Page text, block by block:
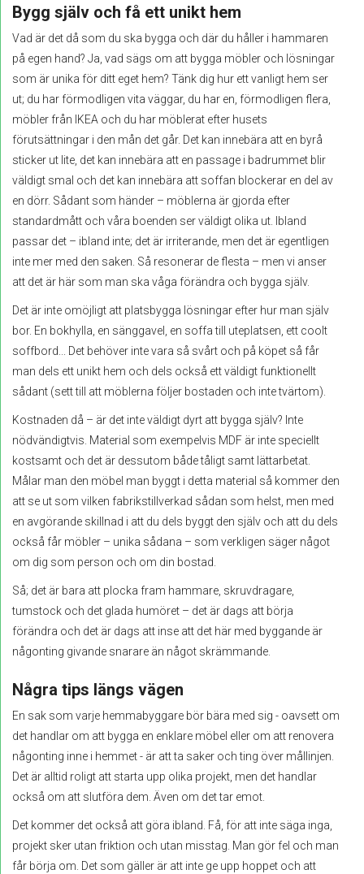
Bygg själv och få ett unikt hem
Vad är det då som du ska bygga och där du håller i hammaren
på egen hand? Ja, vad sägs om att bygga möbler och lösningar
som är unika för ditt eget hem? Tänk dig hur ett vanligt hem ser
ut; du har förmodligen vita väggar, du har en, förmodligen flera,
möbler från IKEA och du har möblerat efter husets
förutsättningar i den mån det går. Det kan innebära att en byrå
sticker ut lite, det kan innebära att en passage i badrummet blir
väldigt smal och det kan innebära att soffan blockerar en del av
en dörr. Sådant som händer – möblerna är gjorda efter
standardmått och våra boenden ser väldigt olika ut. Ibland
passar det – ibland inte; det är irriterande, men det är egentligen
inte mer med den saken. Så resonerar de flesta – men vi anser
att det är här som man ska våga förändra och bygga själv.
Det är inte omöjligt att platsbygga lösningar efter hur man själv
bor. En bokhylla, en sänggavel, en soffa till uteplatsen, ett coolt
soffbord... Det behöver inte vara så svårt och på köpet så får
man dels ett unikt hem och dels också ett väldigt funktionellt
sådant (sett till att möblerna följer bostaden och inte tvärtom).
Kostnaden då – är det inte väldigt dyrt att bygga själv? Inte
nödvändigtvis. Material som exempelvis MDF är inte speciellt
kostsamt och det är dessutom både tåligt samt lättarbetat.
Målar man den möbel man byggt i detta material så kommer den
att se ut som vilken fabrikstillverkad sådan som helst, men med
en avgörande skillnad i att du dels byggt den själv och att du dels
också får möbler – unika sådana – som verkligen säger något
om dig som person och om din bostad.
Så; det är bara att plocka fram hammare, skruvdragare,
tumstock och det glada humöret – det är dags att börja
förändra och det är dags att inse att det här med byggande är
någonting givande snarare än något skrämmande.
Några tips längs vägen
En sak som varje hemmabyggare bör bära med sig - oavsett om
det handlar om att bygga en enklare möbel eller om att renovera
någonting inne i hemmet - är att ta saker och ting över mållinjen.
Det är alltid roligt att starta upp olika projekt, men det handlar
också om att slutföra dem. Även om det tar emot.
Det kommer det också att göra ibland. Få, för att inte säga inga,
projekt sker utan friktion och utan misstag. Man gör fel och man
får börja om. Det som gäller är att inte ge upp hoppet och att